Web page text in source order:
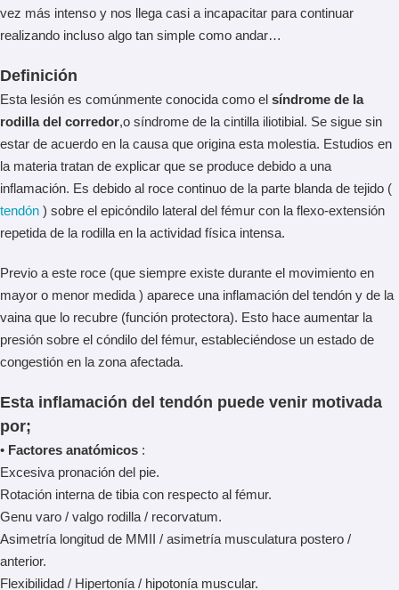
vez más intenso y nos llega casi a incapacitar para continuar
realizando incluso algo tan simple como andar…
Definición
Esta lesión es comúnmente conocida como el síndrome de la
rodilla del corredor,o síndrome de la cintilla iliotibial. Se sigue sin
estar de acuerdo en la causa que origina esta molestia. Estudios en
la materia tratan de explicar que se produce debido a una
inflamación. Es debido al roce continuo de la parte blanda de tejido (
tendón ) sobre el epicóndilo lateral del fémur con la flexo-extensión
repetida de la rodilla en la actividad física intensa.
Previo a este roce (que siempre existe durante el movimiento en
mayor o menor medida ) aparece una inflamación del tendón y de la
vaina que lo recubre (función protectora). Esto hace aumentar la
presión sobre el cóndilo del fémur, estableciéndose un estado de
congestión en la zona afectada.
Esta inflamación del tendón puede venir motivada
por;
• Factores anatómicos :
Excesiva pronación del pie.
Rotación interna de tibia con respecto al fémur.
Genu varo / valgo rodilla / recorvatum.
Asimetría longitud de MMII / asimetría musculatura postero /
anterior.
Flexibilidad / Hipertonía / hipotonía muscular.